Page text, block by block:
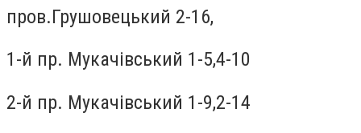
пров.Грушовецький 2-16,
1-й пр. Мукачiвський 1-5,4-10
2-й пр. Мукачiвський 1-9,2-14